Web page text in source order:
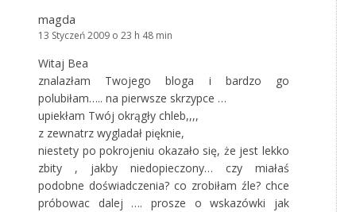
magda
13 Styczeń 2009 o 23 h 48 min
Witaj Bea
znalazłam Twojego bloga i bardzo go
polubiłam….. na pierwsze skrzypce …
upiekłam Twój okrągły chleb,,,,
z zewnatrz wygladał pięknie,
niestety po pokrojeniu okazało się, że jest lekko
zbity , jakby niedopieczony… czy miałaś
podobne doświadczenia? co zrobiłam źle? chce
próbowac dalej …. prosze o wskazówki jak